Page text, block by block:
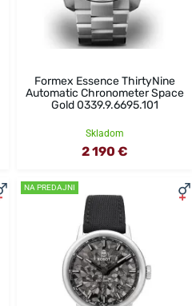
Formex Essence ThirtyNine
Automatic Chronometer Space
Gold 0339.9.6695.101
Skladom
2 190 €
NA PREDAJNI